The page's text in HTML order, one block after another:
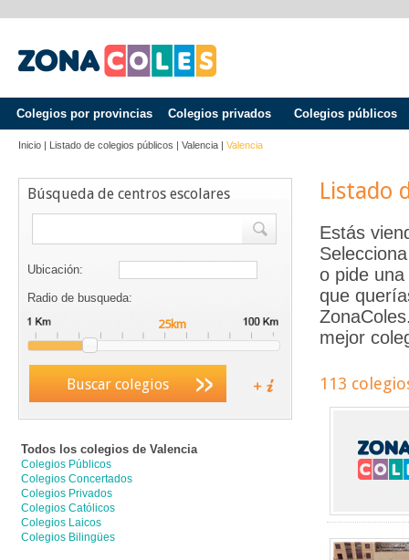
Colegios por provincias Colegios privados Colegios públicos
Inicio | Listado de colegios públicos | Valencia | Valencia
Búsqueda de centros escolares
Ubicación:
Radio de busqueda:
Buscar colegios
Todos los colegios de Valencia
Colegios Públicos
Colegios Concertados
Colegios Privados
Colegios Católicos
Colegios Laicos
Colegios Bilingües
Listado
Estás
o pide
que
mejor
113